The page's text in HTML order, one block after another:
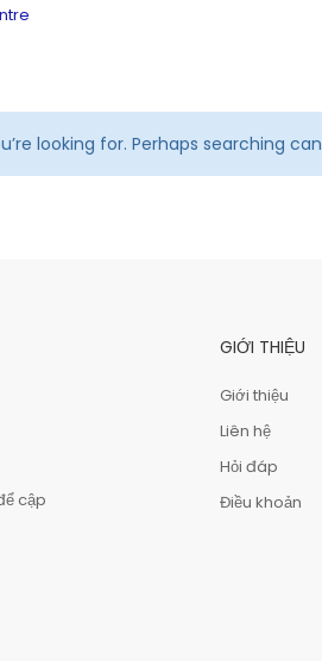
looking for. Perhaps searching
cập
GIỚI THIỆU
Giới thiệu
Liên hệ
Hỏi đáp
Điều khoản